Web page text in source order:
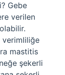
Gebe
verilen
verimliliğe
mastitis
şekerli